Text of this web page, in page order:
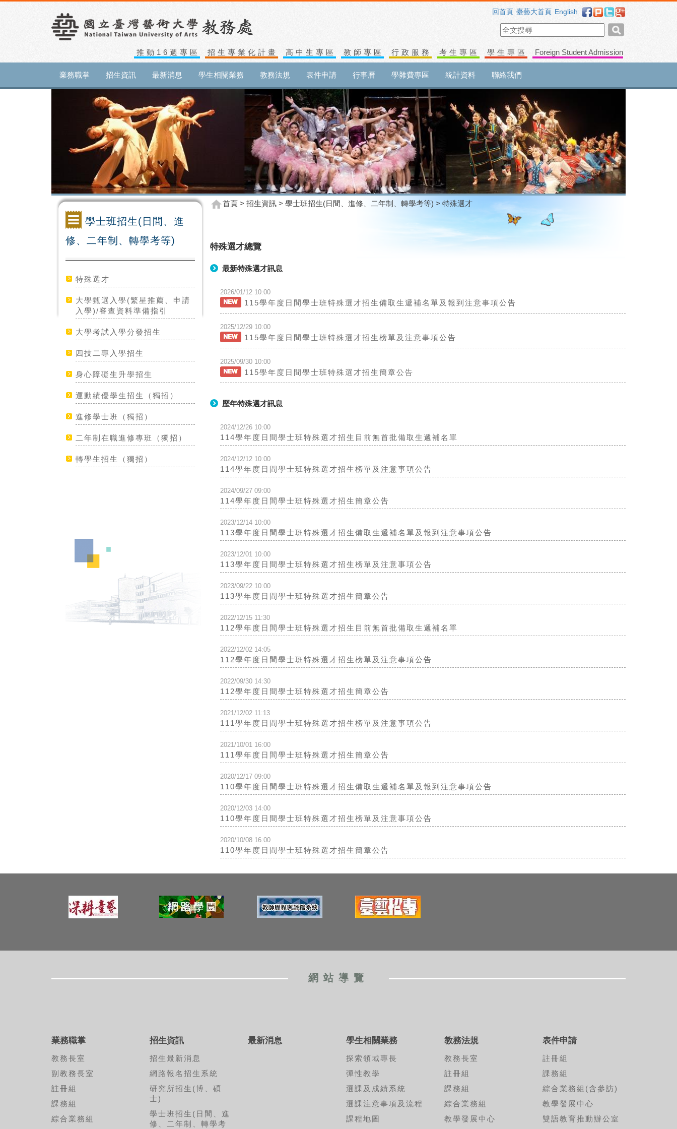
回首頁 臺藝大首頁 English
推動16週專區 招生專業化計畫 高中生專區 教師專區 行政服務 考生專區 學生專區 Foreign Student Admission
業務職掌 招生資訊 最新消息 學生相關業務 教務法規 表件申請 行事曆 學雜費專區 統計資料 聯絡我們
學士班招生(日間、進
修、二年制、轉學考等)
特殊選才
大學甄選入學(繁星推薦、申請
入學)/審查資料準備指引
大學考試入學分發招生
四技二專入學招生
身心障礙生升學招生
運動績優學生招生（獨招）
進修學士班（獨招）
二年制在職進修專班（獨招）
轉學生招生（獨招）
首頁 > 招生資訊 > 學士班招生(日間、進修、二年制、轉學考等) > 特殊選才
特殊選才總覽
最新特殊選才訊息
2026/01/12 10:00
115學年度日間學士班特殊選才招生備取生遞補名單及報到注意事項公告
2025/12/29 10:00
115學年度日間學士班特殊選才招生榜單及注意事項公告
2025/09/30 10:00
115學年度日間學士班特殊選才招生簡章公告
歷年特殊選才訊息
2024/12/26 10:00
114學年度日間學士班特殊選才招生目前無首批備取生遞補名單
2024/12/12 10:00
114學年度日間學士班特殊選才招生榜單及注意事項公告
2024/09/27 09:00
114學年度日間學士班特殊選才招生簡章公告
2023/12/14 10:00
113學年度日間學士班特殊選才招生備取生遞補名單及報到注意事項公告
2023/12/01 10:00
113學年度日間學士班特殊選才招生榜單及注意事項公告
2023/09/22 10:00
113學年度日間學士班特殊選才招生簡章公告
2022/12/15 11:30
112學年度日間學士班特殊選才招生目前無首批備取生遞補名單
2022/12/02 14:05
112學年度日間學士班特殊選才招生榜單及注意事項公告
2022/09/30 14:30
112學年度日間學士班特殊選才招生簡章公告
2021/12/02 11:13
111學年度日間學士班特殊選才招生榜單及注意事項公告
2021/10/01 16:00
111學年度日間學士班特殊選才招生簡章公告
2020/12/17 09:00
110學年度日間學士班特殊選才招生備取生遞補名單及報到注意事項公告
2020/12/03 14:00
110學年度日間學士班特殊選才招生榜單及注意事項公告
2020/10/08 16:00
110學年度日間學士班特殊選才招生簡章公告
網站導覽
業務職掌
教務長室
副教務長室
註冊組
課務組
綜合業務組
招生資訊
招生最新消息
網路報名招生系統
研究所招生(博、碩
士)
學士班招生(日間、進
修、二年制、轉學考
最新消息 學生相關業務
探索領域專長
彈性教學
選課及成績系統
選課注意事項及流程
課程地圖
教務法規
教務長室
註冊組
課務組
綜合業務組
教學發展中心
表件申請
註冊組
課務組
綜合業務組(含參訪)
教學發展中心
雙語教育推動辦公室